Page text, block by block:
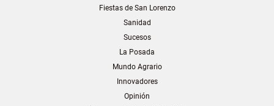
Fiestas de San Lorenzo
Sanidad
Sucesos
La Posada
Mundo Agrario
Innovadores
Opinión